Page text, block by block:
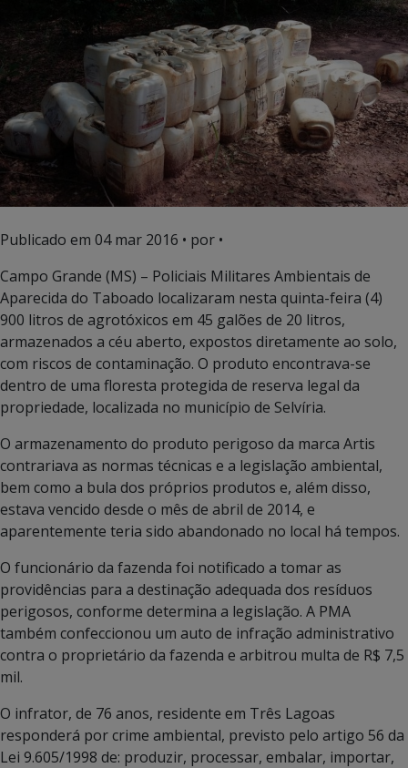
Publicado em 04 mar 2016 • por •
Campo Grande (MS) – Policiais Militares Ambientais de
Aparecida do Taboado localizaram nesta quinta-feira (4)
900 litros de agrotóxicos em 45 galões de 20 litros,
armazenados a céu aberto, expostos diretamente ao solo,
com riscos de contaminação. O produto encontrava-se
dentro de uma floresta protegida de reserva legal da
propriedade, localizada no município de Selvíria.
O armazenamento do produto perigoso da marca Artis
contrariava as normas técnicas e a legislação ambiental,
bem como a bula dos próprios produtos e, além disso,
estava vencido desde o mês de abril de 2014, e
aparentemente teria sido abandonado no local há tempos.
O funcionário da fazenda foi notificado a tomar as
providências para a destinação adequada dos resíduos
perigosos, conforme determina a legislação. A PMA
também confeccionou um auto de infração administrativo
contra o proprietário da fazenda e arbitrou multa de R$ 7,5
mil.
O infrator, de 76 anos, residente em Três Lagoas
responderá por crime ambiental, previsto pelo artigo 56 da
Lei 9.605/1998 de: produzir, processar, embalar, importar,